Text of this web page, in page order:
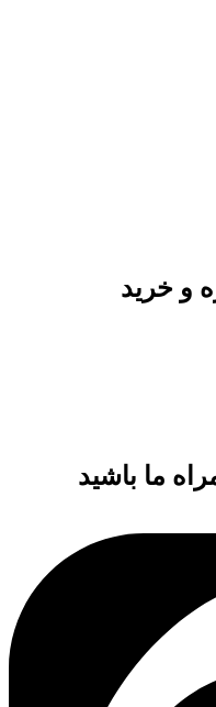
و خرید
ما باشید